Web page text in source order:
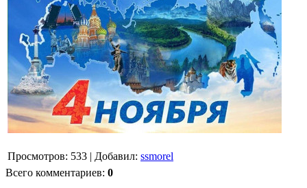
Просмотров: 533 | Добавил: ssmorel
Всего комментариев: 0